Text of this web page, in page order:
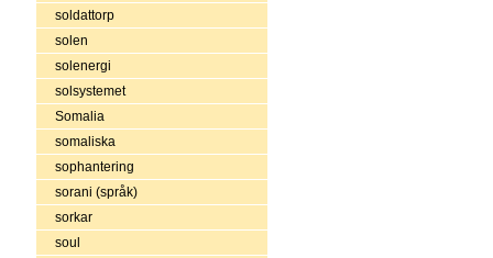
soldattorp
solen
solenergi
solsystemet
Somalia
somaliska
sophantering
sorani (språk)
sorkar
soul